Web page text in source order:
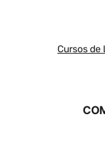
Cursos de